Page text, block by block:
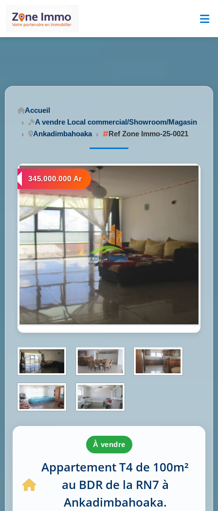
Accueil
A vendre Local commercial/Showroom/Magasin
Ankadimbahoaka
Ref Zone Immo-25-0021
345.000.000 Ar
à vendre
Appartement T4 de 100m²
au BDR de la RN7 à
Ankadimbahoaka.